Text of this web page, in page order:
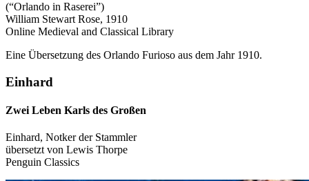
(“Orlando in Raserei”)
William Stewart Rose, 1910
Online Medieval and Classical Library
Eine Übersetzung des Orlando Furioso aus dem Jahr 1910.
Einhard
Zwei Leben Karls des Großen
Einhard, Notker der Stammler
übersetzt von Lewis Thorpe
Penguin Classics